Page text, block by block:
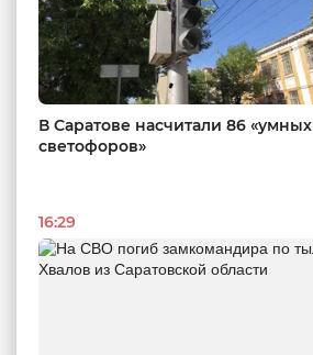
В Саратове насчитали 86 «умных
светофоров»
16:29